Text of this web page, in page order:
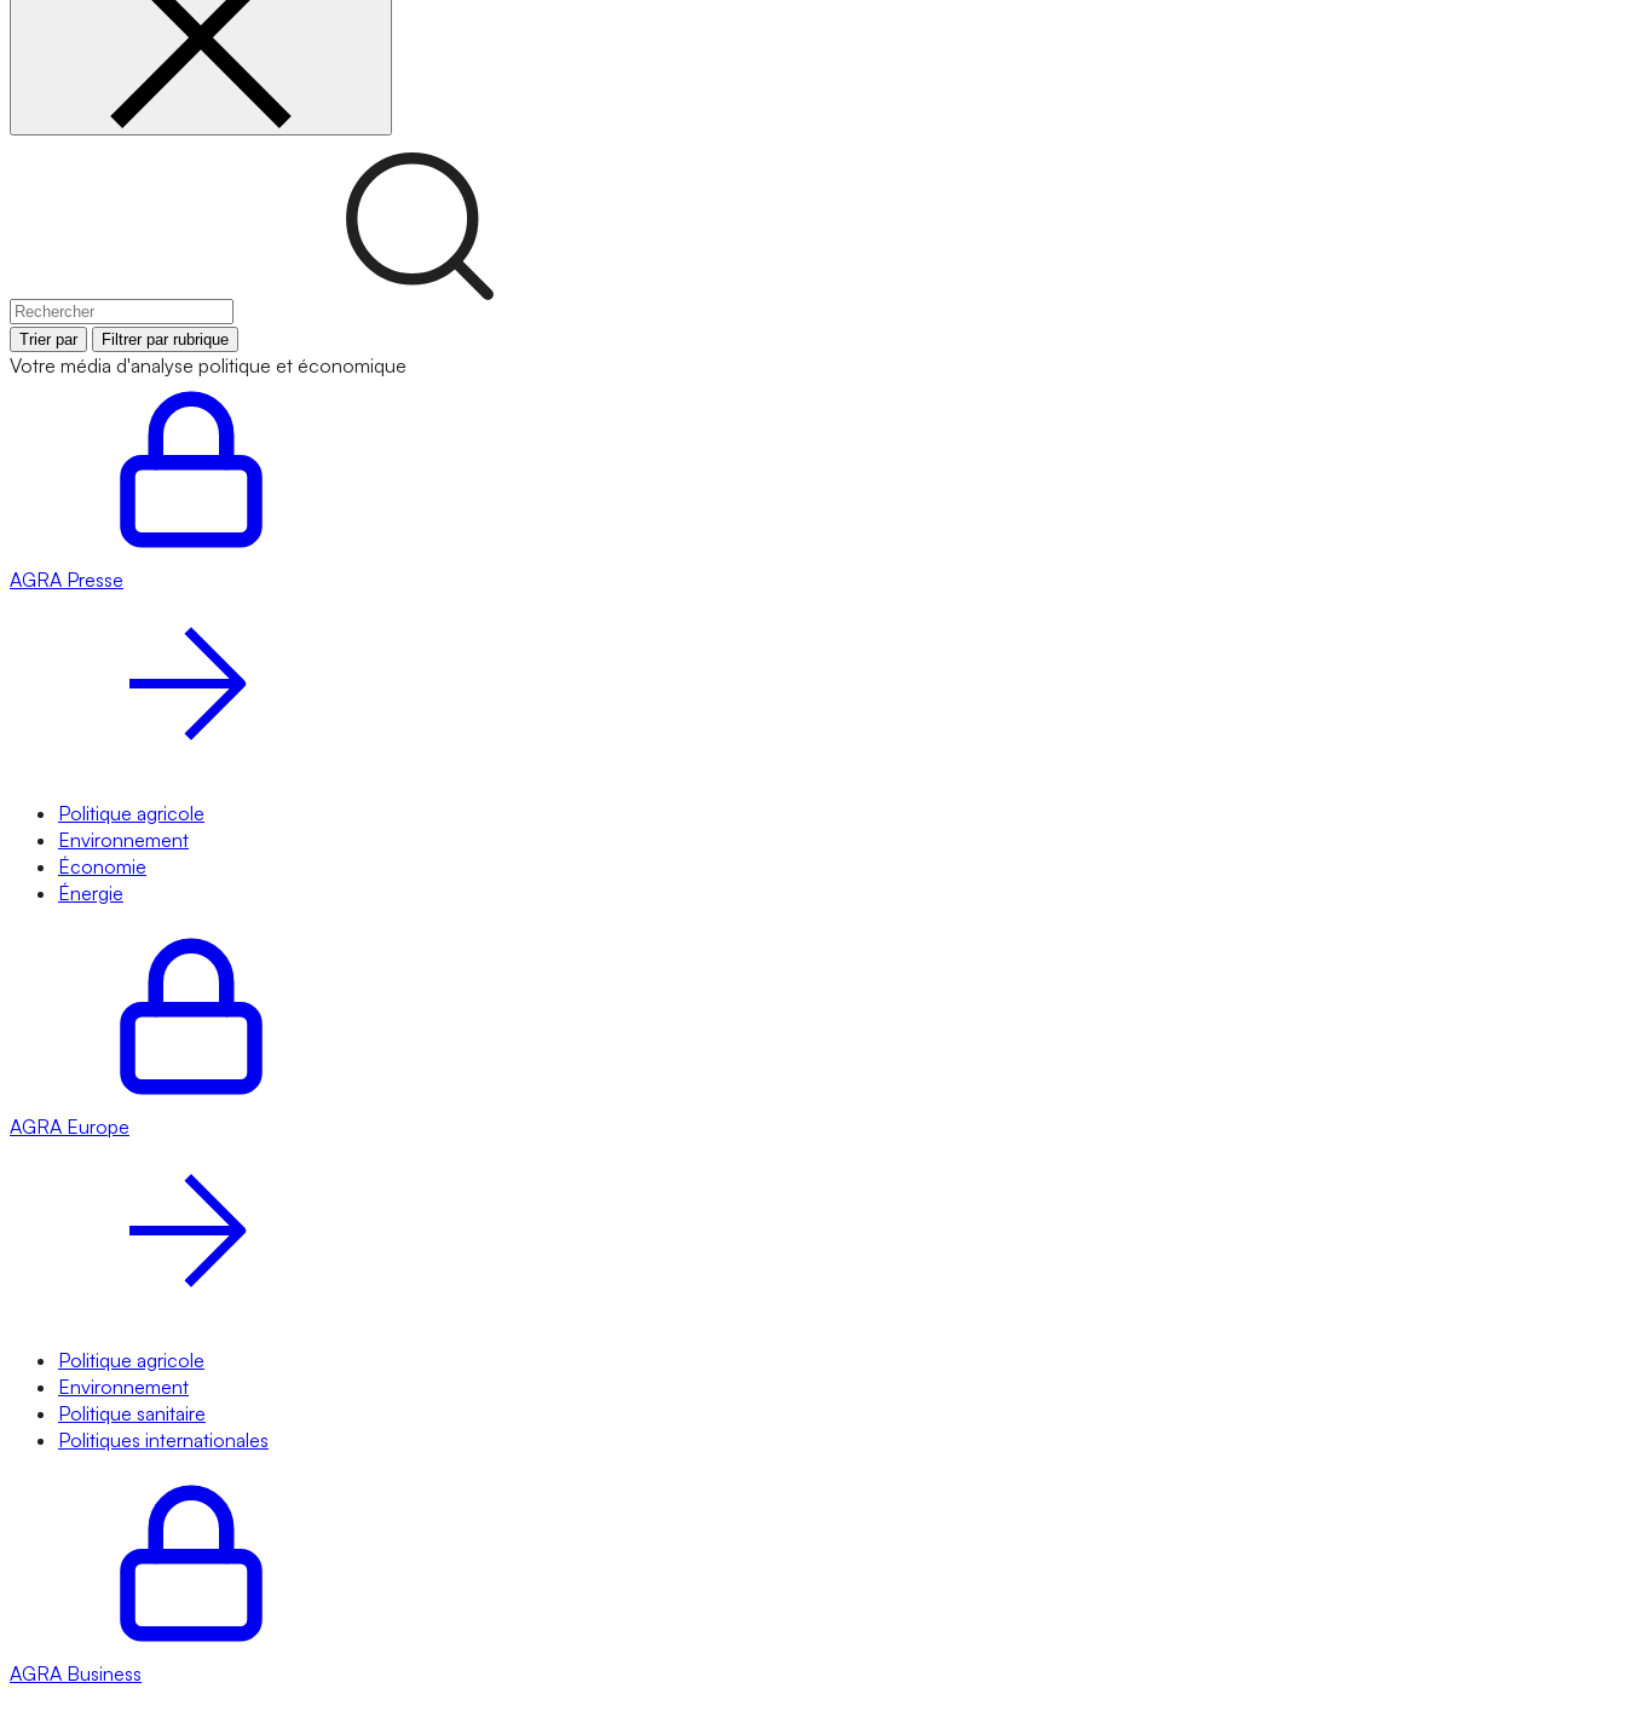
Trier par Filtrer par rubrique
Votre média d'analyse politique et économique
AGRA Presse
Politique agricole
Environnement
Économie
Énergie
AGRA Europe
Politique agricole
Environnement
Politique sanitaire
Politiques internationales
AGRA Business